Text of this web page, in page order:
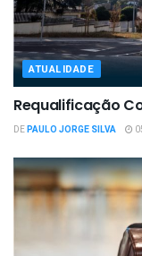
ATUALIDADE
Requalificação
DEPAULO JORGE SILVA